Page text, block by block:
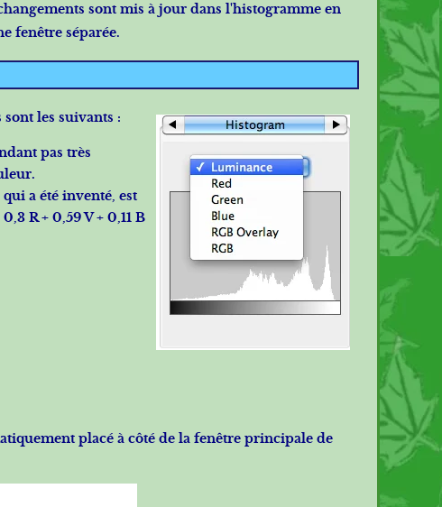
sont mis à jour dans l'histogramme en
fenêtre séparée.
les suivants :
pas très
a été inventé, est
R + 0,59 V + 0,11 B
placé à côté de la fenêtre principale de